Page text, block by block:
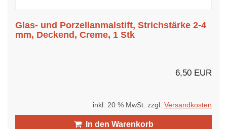
Glas- und Porzellanmalstift, Strichstärke 2-4
mm, Deckend, Creme, 1 Stk
6,50 EUR
inkl. 20 % MwSt. zzgl. Versandkosten
In den Warenkorb